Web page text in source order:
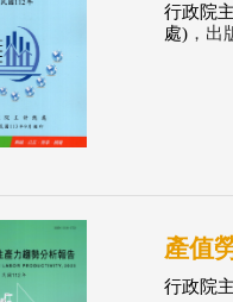
行政院
處)，出
產值
行政院